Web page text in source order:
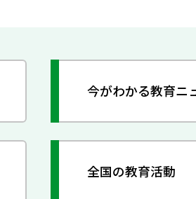
今がわかる教育ニ
全国の教育活動